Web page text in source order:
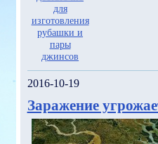
2016-10-19
Заражение